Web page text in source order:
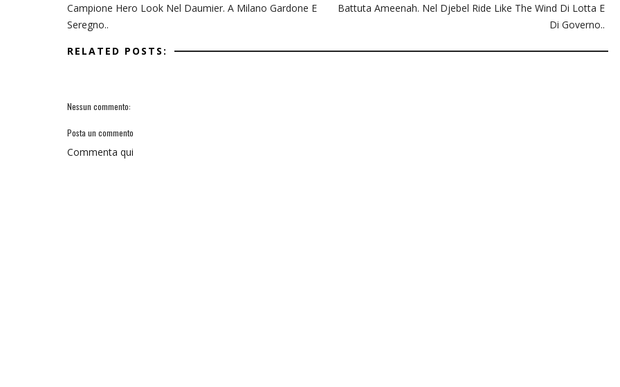
Campione Hero Look Nel Daumier. A Milano Gardone E
Seregno..
Battuta Ameenah. Nel Djebel Ride Like The Wind Di Lotta E
Di Governo..
RELATED POSTS:
Nessun commento:
Posta un commento
Commenta qui